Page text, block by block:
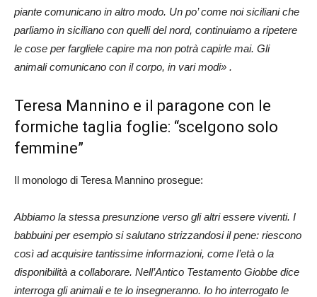
piante comunicano in altro modo. Un po’ come noi siciliani che
parliamo in siciliano con quelli del nord, continuiamo a ripetere
le cose per fargliele capire ma non potrà capirle mai. Gli
animali comunicano con il corpo, in vari modi» .
Teresa Mannino e il paragone con le
formiche taglia foglie: “scelgono solo
femmine”
Il monologo di Teresa Mannino prosegue:
Abbiamo la stessa presunzione verso gli altri essere viventi. I
babbuini per esempio si salutano strizzandosi il pene: riescono
così ad acquisire tantissime informazioni, come l’età o la
disponibilità a collaborare. Nell’Antico Testamento Giobbe dice
interroga gli animali e te lo insegneranno. Io ho interrogato le